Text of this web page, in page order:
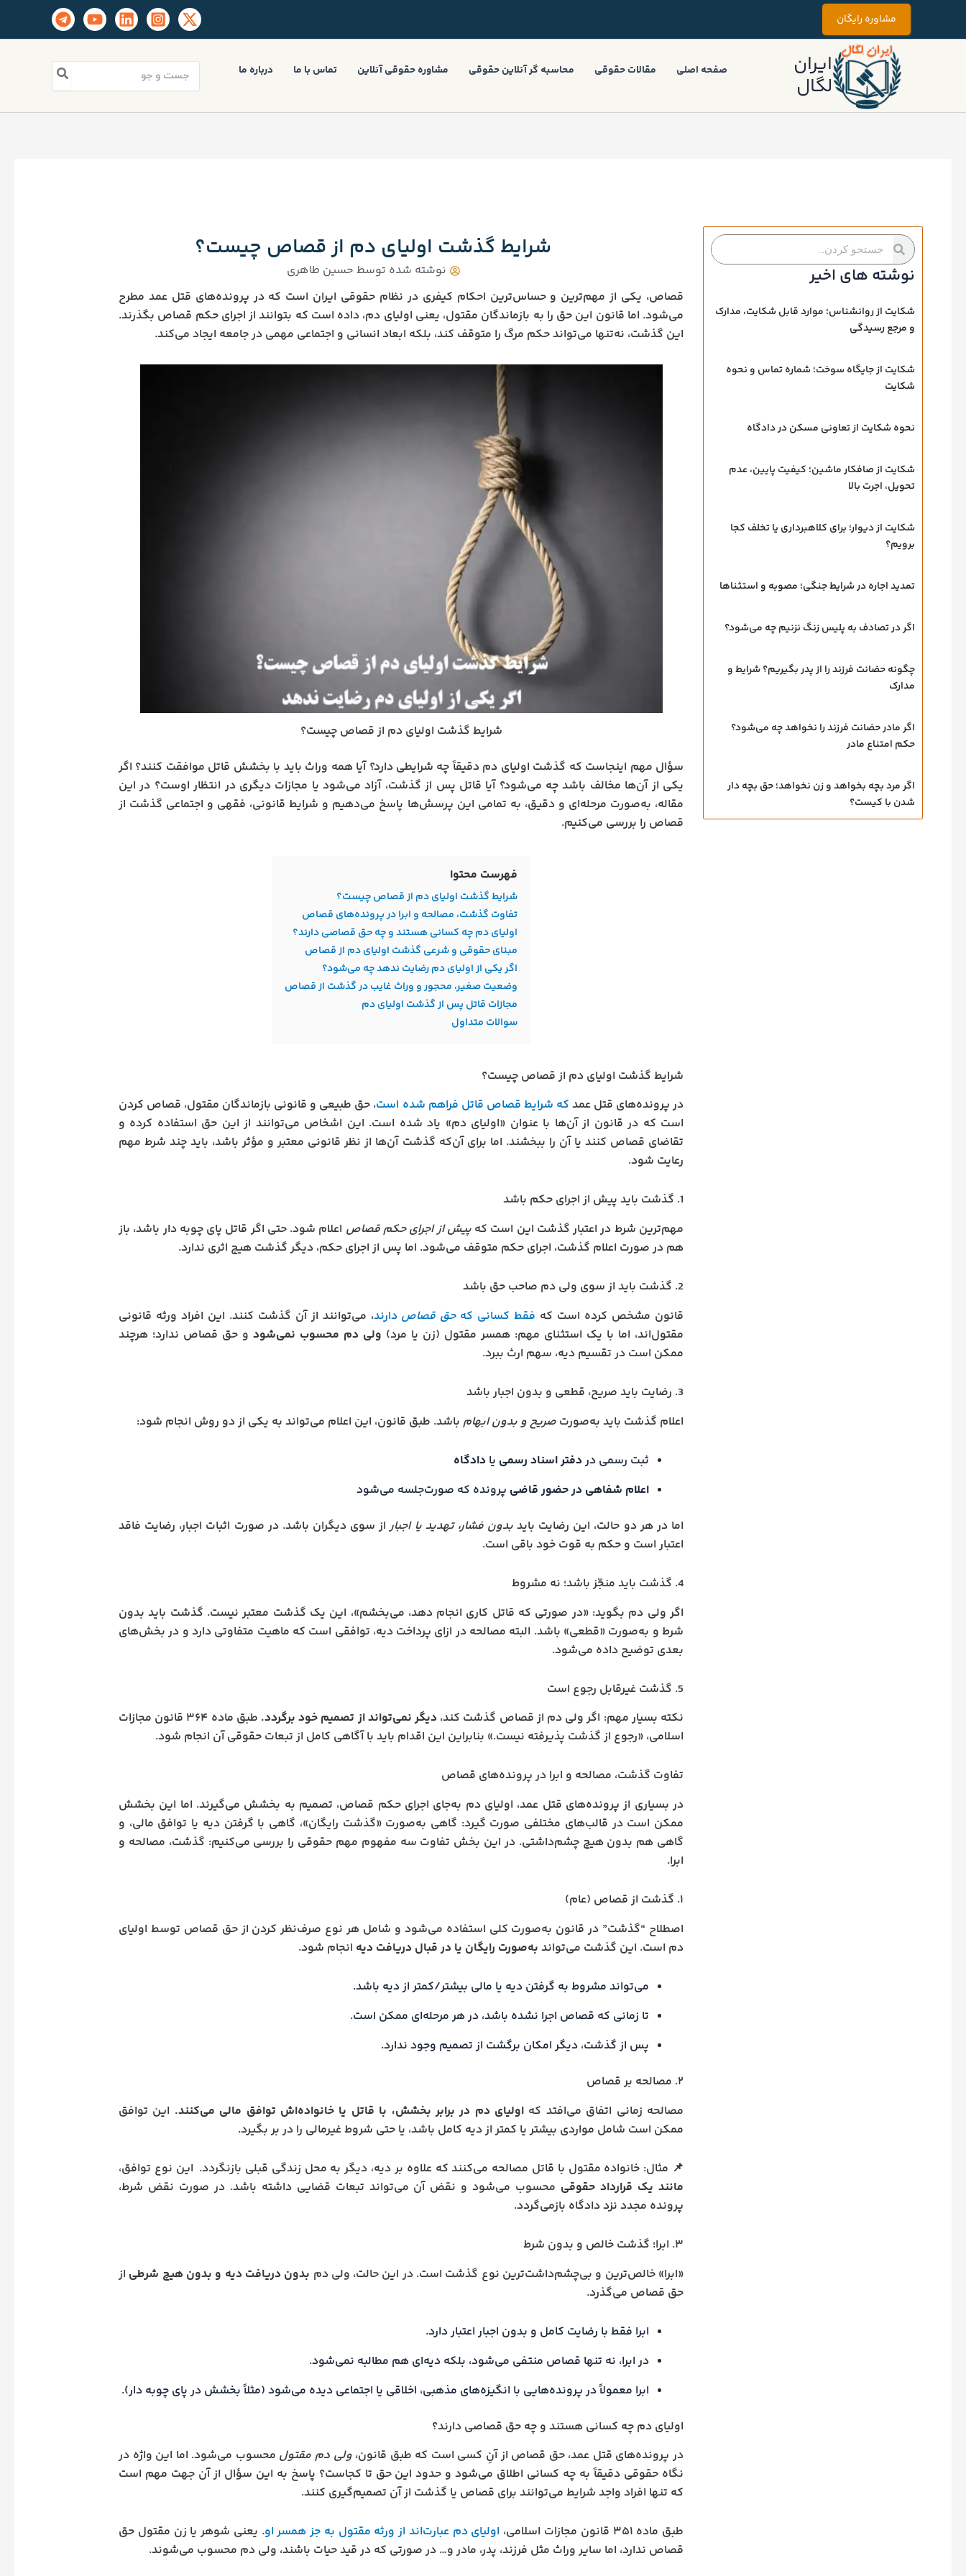
محتوا
مشاوره رایگان
ایران
لگال
صفحه اصلی مقالات حقوقی محاسبه گر آنلاین حقوقی مشاوره حقوقی آنلاین تماس با ما درباره ما
برای:
جستجو
کردن
جستجو
کردن
نوشته های اخیر
شکایت از روانشناس؛ موارد قابل شکایت، مدارک
و مرجع رسیدگی
شکایت از جایگاه سوخت؛ شماره تماس و نحوه
شکایت
نحوه شکایت از تعاونی مسکن در دادگاه
شکایت از صافکار ماشین؛ کیفیت پایین، عدم
تحویل، اجرت بالا
شکایت از دیوار؛ برای کلاهبرداری یا تخلف کجا
برویم؟
تمدید اجاره در شرایط جنگی؛ مصوبه و استثناها
اگر در تصادف به پلیس زنگ نزنیم چه می‌شود؟
چگونه حضانت فرزند را از پدر بگیریم؟ شرایط و
مدارک
اگر مادر حضانت فرزند را نخواهد چه می‌شود؟
حکم امتناع مادر
اگر مرد بچه بخواهد و زن نخواهد؛ حق بچه‌ دار
شدن با کیست؟
شرایط گذشت اولیای دم از قصاص چیست؟
نوشته شده توسط حسین طاهری
قصاص، یکی از مهم‌ترین و حساس‌ترین احکام کیفری در نظام حقوقی ایران است که در پرونده‌های قتل عمد مطرح
می‌شود. اما قانون این حق را به بازماندگان مقتول، یعنی اولیای دم، داده است که بتوانند از اجرای حکم قصاص بگذرند.
این گذشت، نه‌تنها می‌تواند حکم مرگ را متوقف کند، بلکه ابعاد انسانی و اجتماعی مهمی در جامعه ایجاد می‌کند.
شرایط گذشت اولیای دم از قصاص چیست؟
سؤال مهم اینجاست که گذشت اولیای دم دقیقاً چه شرایطی دارد؟ آیا همه وراث باید با بخشش قاتل موافقت کنند؟ اگر
یکی از آن‌ها مخالف باشد چه می‌شود؟ آیا قاتل پس از گذشت، آزاد می‌شود یا مجازات دیگری در انتظار اوست؟ در این
مقاله، به‌صورت مرحله‌ای و دقیق، به تمامی این پرسش‌ها پاسخ می‌دهیم و شرایط قانونی، فقهی و اجتماعی گذشت از
قصاص را بررسی می‌کنیم.
فهرست محتوا
شرایط گذشت اولیای دم از قصاص چیست؟
تفاوت گذشت، مصالحه و ابرا در پرونده‌های قصاص
اولیای دم چه کسانی هستند و چه حق قصاصی دارند؟
مبنای حقوقی و شرعی گذشت اولیای دم از قصاص
اگر یکی از اولیای دم رضایت ندهد چه می‌شود؟
وضعیت صغیر، محجور و وراث غایب در گذشت از قصاص
مجازات قاتل پس از گذشت اولیای دم
سوالات متداول
شرایط گذشت اولیای دم از قصاص چیست؟
در پرونده‌های قتل عمد که شرایط قصاص قاتل فراهم شده است، حق طبیعی و قانونی بازماندگان مقتول، قصاص کردن
است که در قانون از آن‌ها با عنوان «اولیای دم» یاد شده است. این اشخاص می‌توانند از این حق استفاده کرده و
تقاضای قصاص کنند یا آن را ببخشند. اما برای آن‌که گذشت آن‌ها از نظر قانونی معتبر و مؤثر باشد، باید چند شرط مهم
رعایت شود.
1. گذشت باید پیش از اجرای حکم باشد
مهم‌ترین شرط در اعتبار گذشت این است کهپیش از اجرای حکم قصاص اعلام شود. حتی اگر قاتل پای چوبه دار باشد، باز
هم در صورت اعلام گذشت، اجرای حکم متوقف می‌شود. اما پس از اجرای حکم، دیگر گذشت هیچ اثری ندارد.
2. گذشت باید از سوی ولی دم صاحب حق باشد
قانون مشخص کرده است که فقط کسانی کهحق قصاص دارند، می‌توانند از آن گذشت کنند. این افراد ورثه قانونی
مقتول‌اند، اما با یک استثنای مهم: همسر مقتول (زن یا مرد) ولی دم محسوب نمی‌شود و حق قصاص ندارد؛ هرچند
ممکن است در تقسیم دیه، سهم ارث ببرد.
3. رضایت باید صریح، قطعی و بدون اجبار باشد
اعلام گذشت باید به‌صورت صریح و بدون ابهام باشد. طبق قانون، این اعلام می‌تواند به یکی از دو روش انجام شود:
ثبت رسمی دردفتر اسناد رسمی یا دادگاه
اعلام شفاهی در حضور قاضی پرونده که صورت‌جلسه می‌شود
اما در هر دو حالت، این رضایت بایدبدون فشار، تهدید یا اجباراز سوی دیگران باشد. در صورت اثبات اجبار، رضایت فاقد
اعتبار است و حکم به قوت خود باقی است.
4. گذشت باید منجّز باشد؛ نه مشروط
اگر ولی دم بگوید: «در صورتی که قاتل کاری انجام دهد، می‌بخشم»، این یک گذشت معتبر نیست. گذشت باید بدون
شرط و به‌صورت «قطعی» باشد. البته مصالحه در ازای پرداخت دیه، توافقی است که ماهیت متفاوتی دارد و در بخش‌های
بعدی توضیح داده می‌شود.
5. گذشت غیرقابل رجوع است
نکته بسیار مهم: اگر ولی دم از قصاص گذشت کند، دیگر نمی‌تواند از تصمیم خود برگردد.
طبق ماده ۳۶۴ قانون مجازات
اسلامی، «رجوع از گذشت پذیرفته نیست.» بنابراین این اقدام باید با آگاهی کامل از تبعات حقوقی آن انجام شود.
تفاوت گذشت، مصالحه و ابرا در پرونده‌های قصاص
در بسیاری از پرونده‌های قتل عمد، اولیای دم به‌جای اجرای حکم قصاص، تصمیم به بخشش می‌گیرند. اما این بخشش
ممکن است در قالب‌های مختلفی صورت گیرد: گاهی به‌صورت «گذشت رایگان»، گاهی با گرفتن دیه یا توافق مالی، و
گاهی هم بدون هیچ چشم‌داشتی. در این بخش تفاوت سه مفهوم مهم حقوقی را بررسی می‌کنیم: گذشت، مصالحه و
ابرا.
۱. گذشت از قصاص (عام)
اصطلاح “گذشت” در قانون به‌صورت کلی استفاده می‌شود و شامل هر نوع صرف‌نظر کردن از حق قصاص توسط اولیای
دم است. این گذشت می‌تواند به‌صورت رایگان یا در قبال دریافت دیه انجام شود.
می‌تواند مشروط به گرفتن دیه یا مالی بیشتر/کمتر از دیه باشد.
تا زمانی که قصاص اجرا نشده باشد، در هر مرحله‌ای ممکن است.
پس از گذشت، دیگر امکان برگشت از تصمیم وجود ندارد.
۲. مصالحه بر قصاص
مصالحه زمانی اتفاق می‌افتد که اولیای دم در برابر بخشش، با قاتل یا خانواده‌اش توافق مالی می‌کنند. این توافق
ممکن است شامل مواردی بیشتر یا کمتر از دیه کامل باشد، یا حتی شروط غیرمالی را در بر بگیرد.
📌 مثال: خانواده مقتول با قاتل مصالحه می‌کنند که علاوه بر دیه، دیگر به محل زندگی قبلی بازنگردد. این نوع توافق،
مانند یک قرارداد حقوقی محسوب می‌شود و نقض آن می‌تواند تبعات قضایی داشته باشد. در صورت نقض شرط،
پرونده مجدد نزد دادگاه بازمی‌گردد.
۳. ابرا؛ گذشت خالص و بدون شرط
«ابرا» خالص‌ترین و بی‌چشم‌داشت‌ترین نوع گذشت است. در این حالت، ولی دم بدون دریافت دیه و بدون هیچ شرطی از
حق قصاص می‌گذرد.
ابرا فقط با رضایت کامل و بدون اجبار اعتبار دارد.
در ابرا، نه تنها قصاص منتفی می‌شود، بلکه دیه‌ای هم مطالبه نمی‌شود.
ابرا معمولاً در پرونده‌هایی با انگیزه‌های مذهبی، اخلاقی یا اجتماعی دیده می‌شود (مثلاً بخشش در پای چوبه دار).
اولیای دم چه کسانی هستند و چه حق قصاصی دارند؟
در پرونده‌های قتل عمد، حق قصاص از آنِ کسی است که طبق قانون،ولی دم مقتول محسوب می‌شود. اما این واژه در
نگاه حقوقی دقیقاً به چه کسانی اطلاق می‌شود و حدود این حق تا کجاست؟ پاسخ به این سؤال از آن جهت مهم است
که تنها افراد واجد شرایط می‌توانند برای قصاص یا گذشت از آن تصمیم‌گیری کنند.
طبق ماده ۳۵۱ قانون مجازات اسلامی، اولیای دم عبارت‌اند از ورثه مقتول به‌ جز همسر او. یعنی شوهر یا زن مقتول حق
قصاص ندارد، اما سایر وراث مثل فرزند، پدر، مادر و… در صورتی که در قید حیات باشند، ولی دم محسوب می‌شوند.